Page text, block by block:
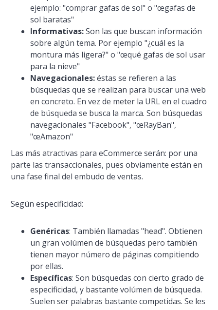
ejemplo: "comprar gafas de sol" o "œgafas de
sol baratas"
Informativas:Son las que buscan información
sobre algún tema. Por ejemplo "¿cuál es la
montura más ligera?" o "œqué gafas de sol usar
para la nieve"
Navegacionales:éstas se refieren a las
búsquedas que se realizan para buscar una web
en concreto. En vez de meter la URL en el cuadro
de búsqueda se busca la marca. Son búsquedas
navegacionales "Facebook", "œRayBan",
"œAmazon"
Las más atractivas para eCommerce serán: por una
parte las transaccionales, pues obviamente están en
una fase final del embudo de ventas.
Según especificidad:
Genéricas: También llamadas "head". Obtienen
un gran volúmen de búsquedas pero también
tienen mayor número de páginas compitiendo
por ellas.
Especí­ficas: Son búsquedas con cierto grado de
especificidad, y bastante volúmen de búsqueda.
Suelen ser palabras bastante competidas. Se les